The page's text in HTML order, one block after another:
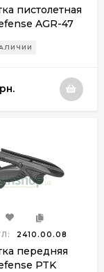
пистолетная
AGR-47
2410.00.08
передняя
PTK